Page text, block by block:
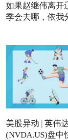
如果赵继伟离开
季会去哪，依我
美股异动 | 英伟
(NVDA.US)盘中